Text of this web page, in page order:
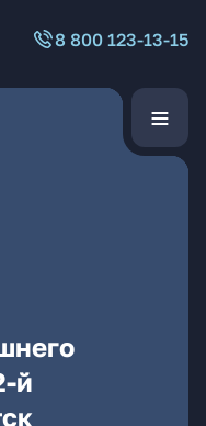
8 800 123-13-15
й